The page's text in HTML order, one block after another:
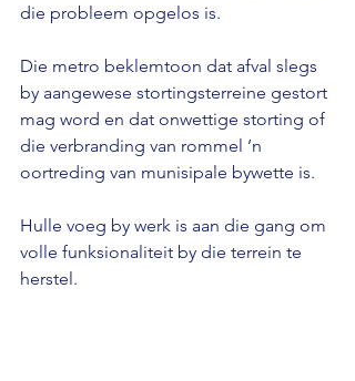
die probleem opgelos is.
Die metro beklemtoon dat afval slegs
by aangewese stortingsterreine gestort
mag word en dat onwettige storting of
die verbranding van rommel ’n
oortreding van munisipale bywette is.
Hulle voeg by werk is aan die gang om
volle funksionaliteit by die terrein te
herstel.